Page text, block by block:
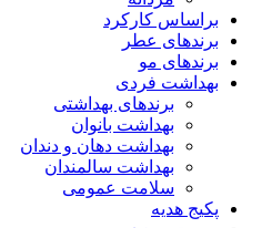
براساس کارکرد
برندهای عطر
برندهای مو
بهداشت فردی
برندهای بهداشتی
بهداشت بانوان
بهداشت دهان و دندان
بهداشت سالمندان
سلامت عمومی
پکیج هدیه